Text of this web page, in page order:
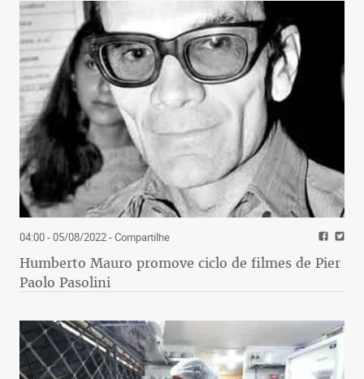
04:00 - 05/08/2022- Compartilhe
Humberto Mauro promove ciclo de filmes de Pier
Paolo Pasolini